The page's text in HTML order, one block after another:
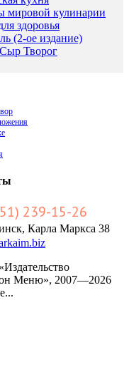
мировой кулинарии
здоровья
(2-ое издание)
Творог
239-15-26
Карла Маркса 38
Меню», 2007—2026